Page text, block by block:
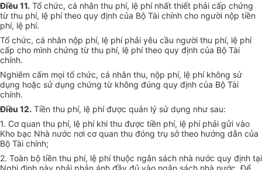
Điều 11. Tổ chức, cá nhân thu phí, lệ phí nhất thiết phải cấp chứng
từ thu phí, lệ phí theo quy định của Bộ Tài chính cho người nộp tiền
phí, lệ phí.
Tổ chức, cá nhân nộp phí, lệ phí phải yêu cầu người thu phí, lệ phí
cấp cho mình chứng từ thu phí, lệ phí theo quy định của Bộ Tài
chính.
Nghiêm cấm mọi tổ chức, cá nhân thu, nộp phí, lệ phí không sử
dụng hoặc sử dụng chứng từ không đúng quy định của Bộ Tài
chính.
Điều 12. Tiền thu phí, lệ phí được quản lý sử dụng như sau:
1. Cơ quan thu phí, lệ phí khi thu được tiền phí, lệ phí phải gửi vào
Kho bạc Nhà nước nơi cơ quan thu đóng trụ sở theo hướng dẫn của
Bộ Tài chính;
2. Toàn bộ tiền thu phí, lệ phí thuộc ngân sách nhà nước quy định tại
Nghị định này phải phản ánh đầy đủ vào ngân sách nhà nước. Để